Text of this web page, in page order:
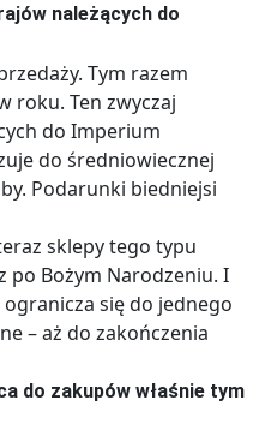
należących do
Tym razem
roku. Ten zwyczaj
do Imperium
do średniowiecznej
Podarunki biedniejsi
sklepy tego typu
po Bożym Narodzeniu. I
się do jednego
– aż do zakończenia
do zakupów właśnie tym